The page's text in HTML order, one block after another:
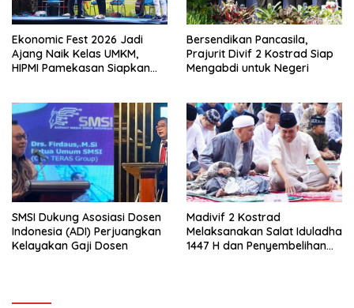
Ekonomic Fest 2026 Jadi
Ajang Naik Kelas UMKM,
HIPMI Pamekasan Siapkan
Bersendikan Pancasila,
Prajurit Divif 2 Kostrad Siap
Mengabdi untuk Negeri
SMSI Dukung Asosiasi Dosen
Indonesia (ADI) Perjuangkan
Kelayakan Gaji Dosen
Madivif 2 Kostrad
Melaksanakan Salat Iduladha
1447 H dan Penyembelihan